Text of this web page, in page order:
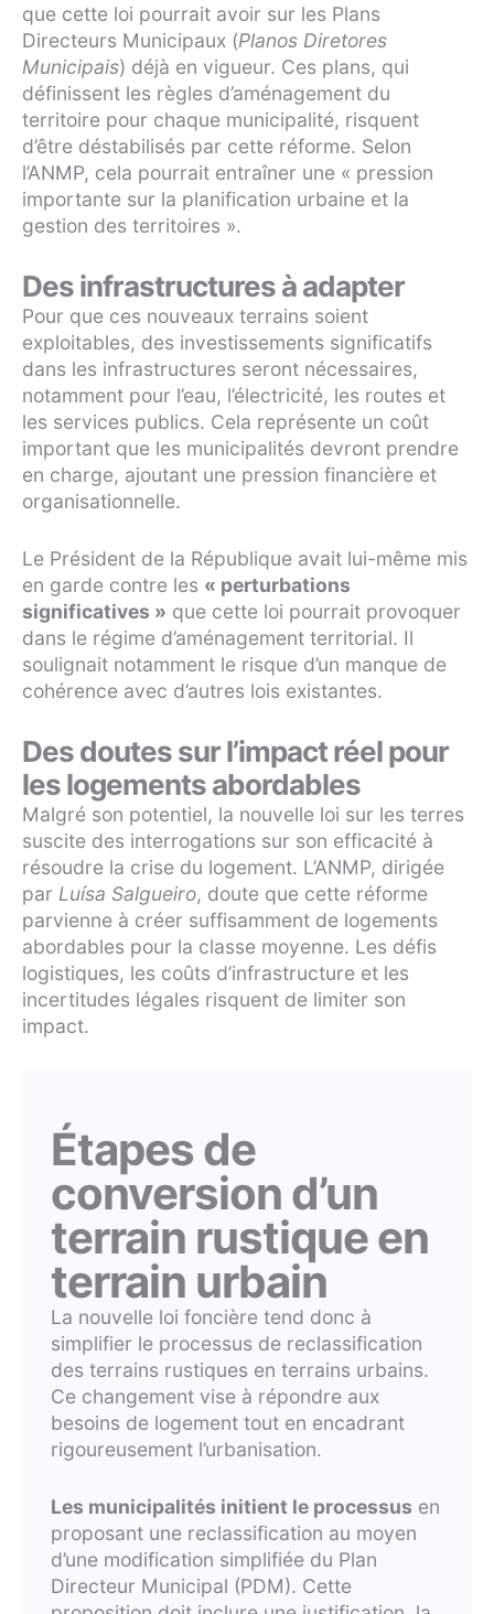
que cette loi pourrait avoir sur les Plans
Directeurs Municipaux (Planos Diretores
Municipais) déjà en vigueur. Ces plans, qui
définissent les règles d’aménagement du
territoire pour chaque municipalité, risquent
d’être déstabilisés par cette réforme. Selon
l’ANMP, cela pourrait entraîner une « pression
importante sur la planification urbaine et la
gestion des territoires ».
Des infrastructures à adapter
Pour que ces nouveaux terrains soient
exploitables, des investissements significatifs
dans les infrastructures seront nécessaires,
notamment pour l’eau, l’électricité, les routes et
les services publics. Cela représente un coût
important que les municipalités devront prendre
en charge, ajoutant une pression financière et
organisationnelle.
Le Président de la République avait lui-même mis
en garde contre les « perturbations
significatives » que cette loi pourrait provoquer
dans le régime d’aménagement territorial. Il
soulignait notamment le risque d’un manque de
cohérence avec d’autres lois existantes.
Des doutes sur l’impact réel pour
les logements abordables
Malgré son potentiel, la nouvelle loi sur les terres
suscite des interrogations sur son efficacité à
résoudre la crise du logement. L’ANMP, dirigée
par Luísa Salgueiro, doute que cette réforme
parvienne à créer suffisamment de logements
abordables pour la classe moyenne. Les défis
logistiques, les coûts d’infrastructure et les
incertitudes légales risquent de limiter son
impact.
Étapes de
conversion d’un
terrain rustique en
terrain urbain
La nouvelle loi foncière tend donc à
simplifier le processus de reclassification
des terrains rustiques en terrains urbains.
Ce changement vise à répondre aux
besoins de logement tout en encadrant
rigoureusement l’urbanisation.
Les municipalités initient le processus en
proposant une reclassification au moyen
d’une modification simplifiée du Plan
Directeur Municipal (PDM). Cette